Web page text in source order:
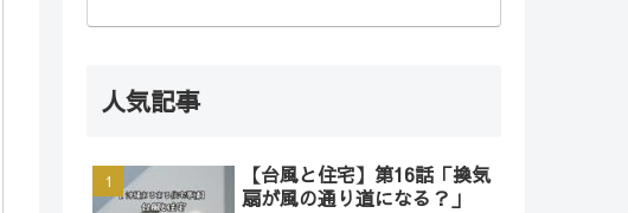
人気記事
【台風と住宅】第16話「換気
扇が風の通り道になる？」